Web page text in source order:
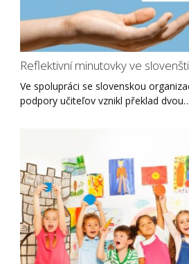
Reflektivní minutovky ve
Ve spolupráci se slovenskou
podpory učiteľov vznikl překlad